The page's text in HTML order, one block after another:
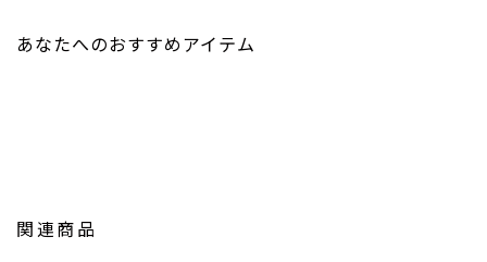
兼ね備えた、インナーにも一枚着にも対応する万能型です。
も様になる一着です。
関連商品
あなたへのおすすめアイテム